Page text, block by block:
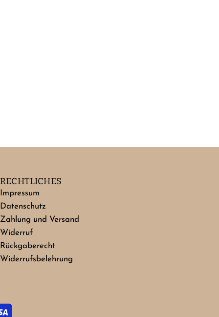
RECHTLICHES
Impressum
Datenschutz
Zahlung und Versand
Widerruf
Rückgaberecht
Widerrufsbelehrung